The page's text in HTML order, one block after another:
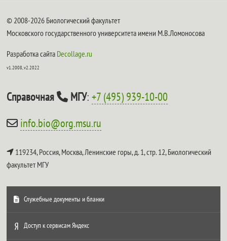
© 2008-2026 Биологический факультет
Московского государственного университета имени М.В.Ломоносова
Разработка сайта Decollage.ru
v1.2008, v2.2022
Справочная МГУ:+7 (495) 939-10-00
info.bio@org.msu.ru
119234, Россия, Москва, Ленинские горы, д. 1, стр. 12,Биологический
факультет МГУ
Служебные документы и бланки
Доступ к сервисам Яндекс